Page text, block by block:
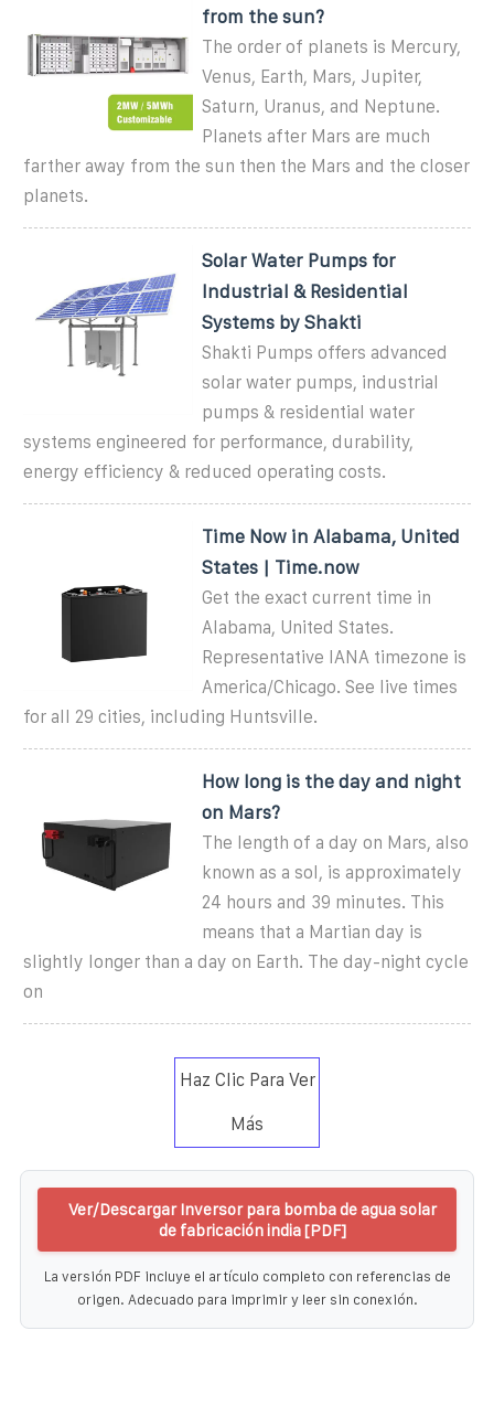
from the sun?
The order of planets is Mercury,
Venus, Earth, Mars, Jupiter,
Saturn, Uranus, and Neptune.
Planets after Mars are much
farther away from the sun then the Mars and the closer
planets.
Solar Water Pumps for
Industrial & Residential
Systems by Shakti
Shakti Pumps offers advanced
solar water pumps, industrial
pumps & residential water
systems engineered for performance, durability,
energy efficiency & reduced operating costs.
Time Now in Alabama, United
States | Time.now
Get the exact current time in
Alabama, United States.
Representative IANA timezone is
America/Chicago. See live times
for all 29 cities, including Huntsville.
How long is the day and night
on Mars?
The length of a day on Mars, also
known as a sol, is approximately
24 hours and 39 minutes. This
means that a Martian day is
slightly longer than a day on Earth. The day-night cycle
on
Haz Clic Para Ver
Más
Ver/Descargar Inversor para bomba de agua solar
de fabricación india [PDF]
La versión PDF incluye el artículo completo con referencias de
origen. Adecuado para imprimir y leer sin conexión.